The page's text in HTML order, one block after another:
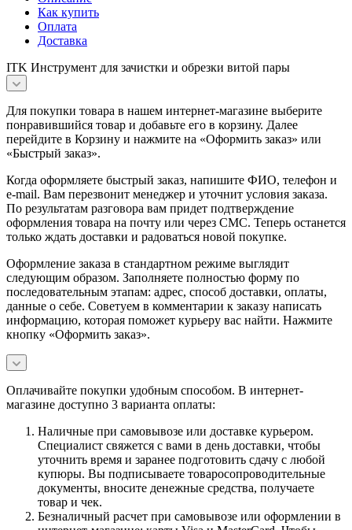
Как купить
Оплата
Доставка
ITK Инструмент для зачистки и обрезки витой пары
Для покупки товара в нашем интернет-магазине выберите
понравившийся товар и добавьте его в корзину. Далее
перейдите в Корзину и нажмите на «Оформить заказ» или
«Быстрый заказ».
Когда оформляете быстрый заказ, напишите ФИО, телефон и
e-mail. Вам перезвонит менеджер и уточнит условия заказа.
По результатам разговора вам придет подтверждение
оформления товара на почту или через СМС. Теперь останется
только ждать доставки и радоваться новой покупке.
Оформление заказа в стандартном режиме выглядит
следующим образом. Заполняете полностью форму по
последовательным этапам: адрес, способ доставки, оплаты,
данные о себе. Советуем в комментарии к заказу написать
информацию, которая поможет курьеру вас найти. Нажмите
кнопку «Оформить заказ».
Оплачивайте покупки удобным способом. В интернет-
магазине доступно 3 варианта оплаты:
Наличные при самовывозе или доставке курьером.
Специалист свяжется с вами в день доставки, чтобы
уточнить время и заранее подготовить сдачу с любой
купюры. Вы подписываете товаросопроводительные
документы, вносите денежные средства, получаете
товар и чек.
Безналичный расчет при самовывозе или оформлении в